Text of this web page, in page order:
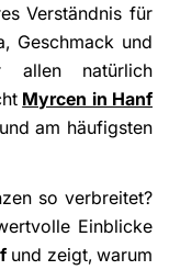
Verständnis für
Geschmack und
allen natürlich
Myrcen in Hanf
am häufigsten
so verbreitet?
Einblicke
und zeigt, warum